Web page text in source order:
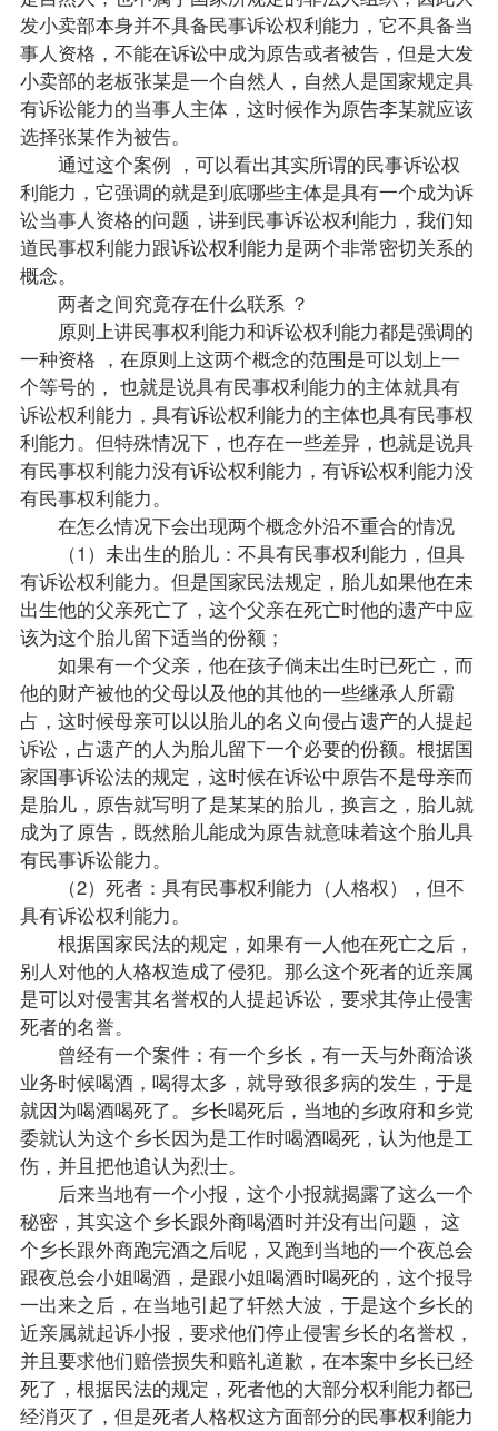
发小卖部本身并不具备民事诉讼权利能力，它不具备当
事人资格，不能在诉讼中成为原告或者被告，但是大发
小卖部的老板张某是一个自然人，自然人是国家规定具
有诉讼能力的当事人主体，这时候作为原告李某就应该
选择张某作为被告。
通过这个案例 ，可以看出其实所谓的民事诉讼权
利能力，它强调的就是到底哪些主体是具有一个成为诉
讼当事人资格的问题，讲到民事诉讼权利能力，我们知
道民事权利能力跟诉讼权利能力是两个非常密切关系的
概念。
两者之间究竟存在什么联系 ？
原则上讲民事权利能力和诉讼权利能力都是强调的
一种资格 ，在原则上这两个概念的范围是可以划上一
个等号的， 也就是说具有民事权利能力的主体就具有
诉讼权利能力，具有诉讼权利能力的主体也具有民事权
利能力。但特殊情况下，也存在一些差异，也就是说具
有民事权利能力没有诉讼权利能力，有诉讼权利能力没
有民事权利能力。
在怎么情况下会出现两个概念外沿不重合的情况
（1）未出生的胎儿：不具有民事权利能力，但具
有诉讼权利能力。但是国家民法规定，胎儿如果他在未
出生他的父亲死亡了，这个父亲在死亡时他的遗产中应
该为这个胎儿留下适当的份额；
如果有一个父亲，他在孩子倘未出生时已死亡，而
他的财产被他的父母以及他的其他的一些继承人所霸
占，这时候母亲可以以胎儿的名义向侵占遗产的人提起
诉讼，占遗产的人为胎儿留下一个必要的份额。根据国
家国事诉讼法的规定，这时候在诉讼中原告不是母亲而
是胎儿，原告就写明了是某某的胎儿，换言之，胎儿就
成为了原告，既然胎儿能成为原告就意味着这个胎儿具
有民事诉讼能力。
（2）死者：具有民事权利能力（人格权），但不
具有诉讼权利能力。
根据国家民法的规定，如果有一人他在死亡之后，
别人对他的人格权造成了侵犯。那么这个死者的近亲属
是可以对侵害其名誉权的人提起诉讼，要求其停止侵害
死者的名誉。
曾经有一个案件：有一个乡长，有一天与外商洽谈
业务时候喝酒，喝得太多，就导致很多病的发生，于是
就因为喝酒喝死了。乡长喝死后，当地的乡政府和乡党
委就认为这个乡长因为是工作时喝酒喝死，认为他是工
伤，并且把他追认为烈士。
后来当地有一个小报，这个小报就揭露了这么一个
秘密，其实这个乡长跟外商喝酒时并没有出问题， 这
个乡长跟外商跑完酒之后呢，又跑到当地的一个夜总会
跟夜总会小姐喝酒，是跟小姐喝酒时喝死的，这个报导
一出来之后，在当地引起了轩然大波，于是这个乡长的
近亲属就起诉小报，要求他们停止侵害乡长的名誉权，
并且要求他们赔偿损失和赔礼道歉，在本案中乡长已经
死了，根据民法的规定，死者他的大部分权利能力都已
经消灭了，但是死者人格权这方面部分的民事权利能力